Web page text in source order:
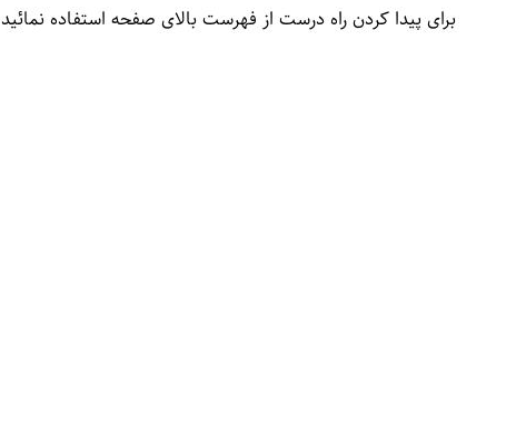
برای پیدا کردن راه درست از فهرست بالای صفحه استفاده نمائید